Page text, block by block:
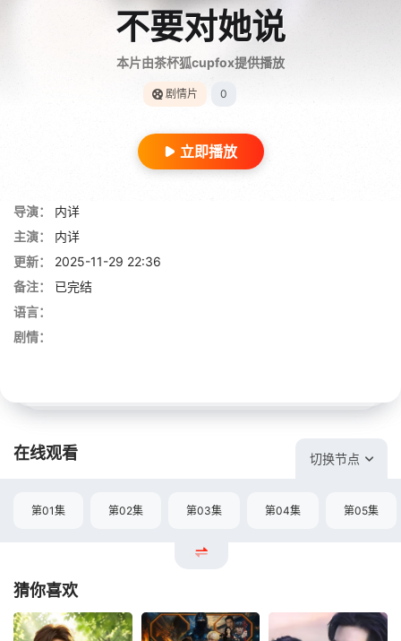
不要对她说
本片由茶杯狐cupfox提供播放
剧情片 0
立即播放
导演：
内详
主演：
内详
更新：
2025-11-29 22:36
备注：
已完结
语言：
剧情：
在线观看 切换节点
第01集 第02集 第03集 第04集 第05集
猜你喜欢